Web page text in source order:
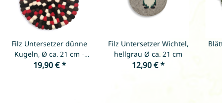
Filz Untersetzer dünne
Kugeln, Ø ca. 21 cm -
Rot/Weiß/Schwarz/Schokolade
19,90 €*
Filz Untersetzer Wichtel,
hellgrau Ø ca. 21 cm
12,90 €*